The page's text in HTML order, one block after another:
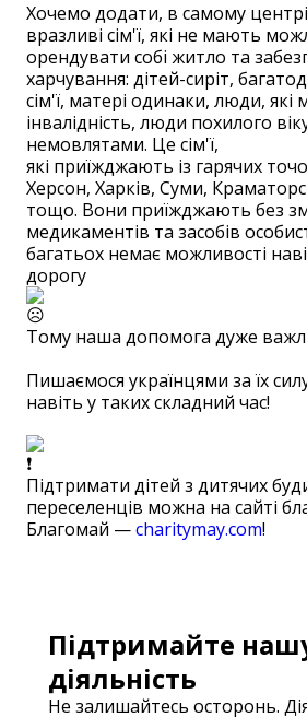
Хочемо додати, в самому
вразливі сім'ї, які не мають
орендувати собі житло та
харчування: дітей-сиріт,
сім'ї, матері одинаки, люди, які
інвалідність, люди похилого
немовлятами. Це сім'ї,
які приїжджають із гарячих
Херсон, Харків, Суми,
тощо. Вони приїжджають без
медикаментів та засобів
багатьох немає можливості
дорогу
Тому наша допомога дуже
Пишаємося українцями за їх
навіть у таких складний час!
Підтримати дітей з дитячих
переселенців можна на сайті
Благомай —charitymay.com!
Підтримайте
діяльність
Не залишайтесь осторонь.